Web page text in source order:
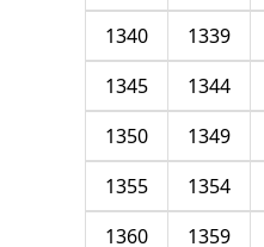
1339
1340
1344
1345
1349
1350
1354
1355
1359
1360